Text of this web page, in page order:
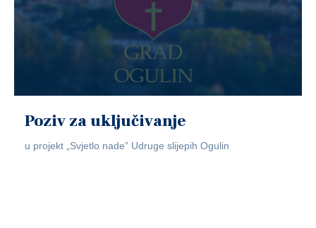
Poziv za uključivanje
u projekt „Svjetlo nade” Udruge slijepih Ogulin